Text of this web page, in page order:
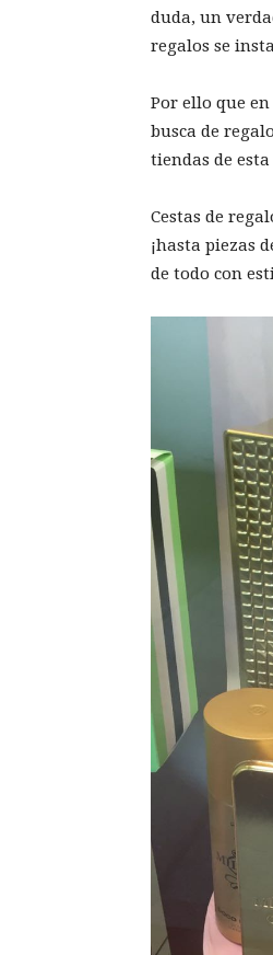
duda, un
regalos se
Por ello que
busca de
tiendas de esta
Cestas de
¡hasta piezas
de todo con